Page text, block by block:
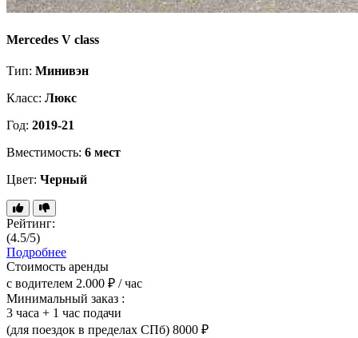
Mercedes V class
Тип: Минивэн
Класс: Люкс
Год: 2019-21
Вместимость: 6 мест
Цвет: Черный
Рейтинг:
(4.5/5)
Подробнее
Стоимость аренды
с водителем 2.000 ₽ / час
Минимальный заказ :
3 часа + 1 час подачи
(для поездок в пределах СПб) 8000 ₽